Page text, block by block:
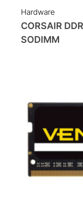
Hardware
CORSAIR
SODIMM